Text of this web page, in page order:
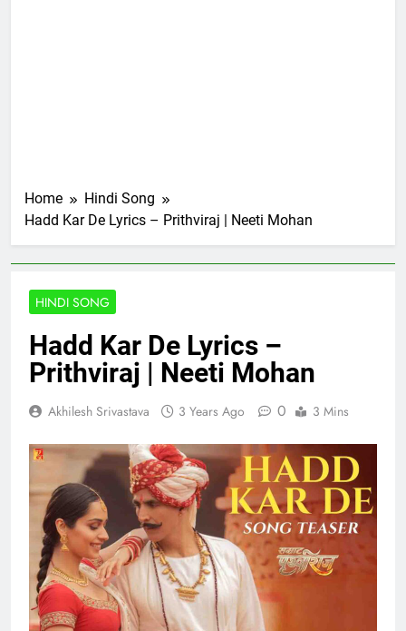
Home
Hindi Song
Hadd Kar De Lyrics – Prithviraj | Neeti Mohan
HINDI SONG
Hadd Kar De Lyrics –
Prithviraj | Neeti Mohan
Akhilesh Srivastava 3 Years Ago 0 3 Mins